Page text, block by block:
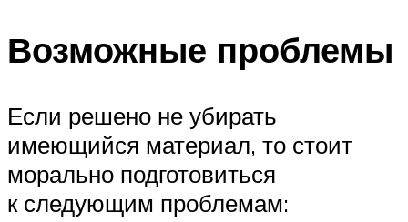
Возможные проблемы
Если решено не убирать
имеющийся материал, то стоит
морально подготовиться
к следующим проблемам: